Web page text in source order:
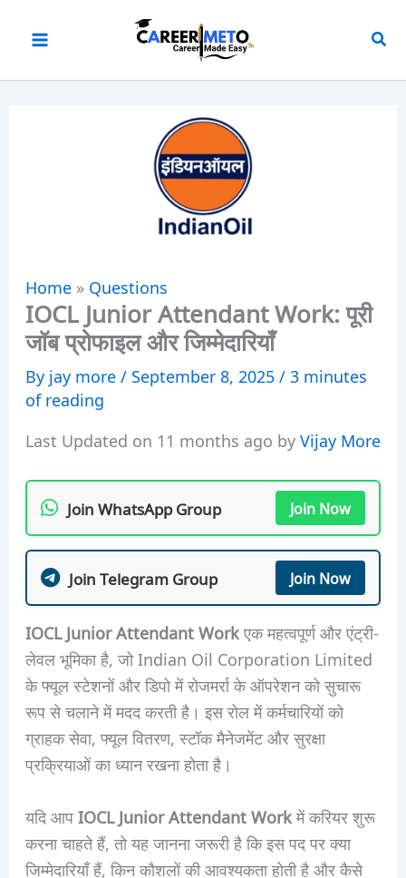
Home» Questions
IOCL Junior Attendant Work: पूरी
जॉब प्रोफाइल और जिम्मेदारियाँ
By jay more/ September 8, 2025/3 minutes
of reading
Last Updated on 11 months ago byVijay More
Join WhatsApp Group Join Now
Join Telegram Group Join Now
IOCL Junior Attendant Workएक महत्वपूर्ण और एंट्री-
लेवल भूमिका है, जो Indian Oil Corporation Limited
के फ्यूल स्टेशनों और डिपो में रोजमर्रा के ऑपरेशन को सुचारू
रूप से चलाने में मदद करती है। इस रोल में कर्मचारियों को
ग्राहक सेवा, फ्यूल वितरण, स्टॉक मैनेजमेंट और सुरक्षा
प्रक्रियाओं का ध्यान रखना होता है।
यदि आपIOCL Junior Attendant Workमें करियर शुरू
करना चाहते हैं, तो यह जानना जरूरी है कि इस पद पर क्या
जिम्मेदारियाँ हैं, किन कौशलों की आवश्यकता होती है और कैसे